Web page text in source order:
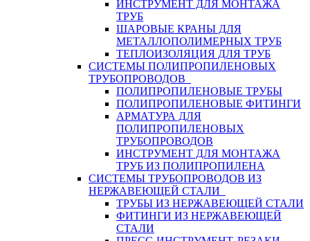
ИНСТРУМЕНТ ДЛЯ МОНТАЖА
ТРУБ
ШАРОВЫЕ КРАНЫ ДЛЯ
МЕТАЛЛОПОЛИМЕРНЫХ ТРУБ
ТЕПЛОИЗОЛЯЦИЯ ДЛЯ ТРУБ
СИСТЕМЫ ПОЛИПРОПИЛЕНОВЫХ
ТРУБОПРОВОДОВ
ПОЛИПРОПИЛЕНОВЫЕ ТРУБЫ
ПОЛИПРОПИЛЕНОВЫЕ ФИТИНГИ
АРМАТУРА ДЛЯ
ПОЛИПРОПИЛЕНОВЫХ
ТРУБОПРОВОДОВ
ИНСТРУМЕНТ ДЛЯ МОНТАЖА
ТРУБ ИЗ ПОЛИПРОПИЛЕНА
СИСТЕМЫ ТРУБОПРОВОДОВ ИЗ
НЕРЖАВЕЮЩЕЙ СТАЛИ
ТРУБЫ ИЗ НЕРЖАВЕЮЩЕЙ СТАЛИ
ФИТИНГИ ИЗ НЕРЖАВЕЮЩЕЙ
СТАЛИ